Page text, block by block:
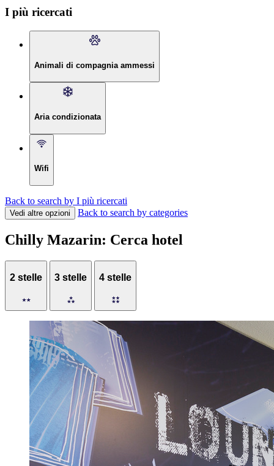
I più ricercati
Animali di compagnia ammessi
Aria condizionata
Wifi
Back to search by I più ricercati
Vedi altre opzioni Back to search by categories
Chilly Mazarin: Cerca hotel
2 stelle 3 stelle 4 stelle